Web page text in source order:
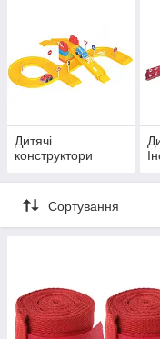
Дитячі
конструктори
Сортування